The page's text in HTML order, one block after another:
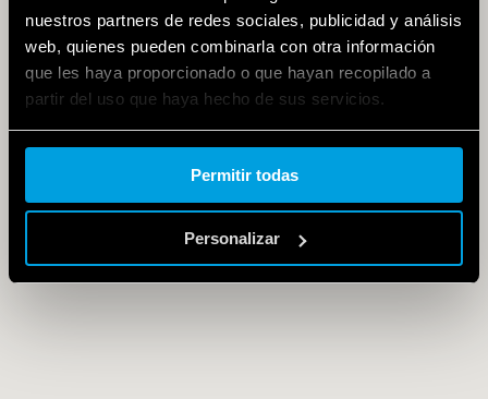
nuestros partners de redes sociales, publicidad y análisis
web, quienes pueden combinarla con otra información
que les haya proporcionado o que hayan recopilado a
partir del uso que haya hecho de sus servicios.
Cookie policy.
Permitir todas
Personalizar